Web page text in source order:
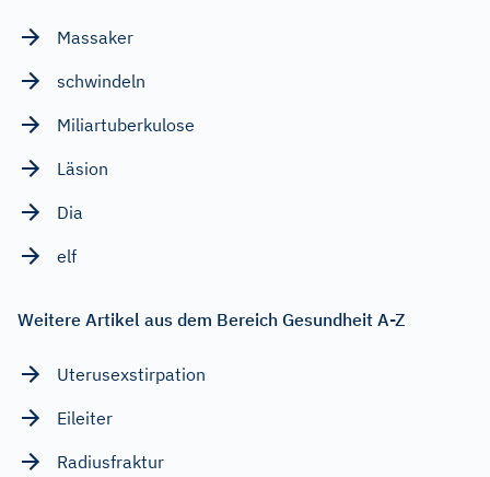
Massaker
schwindeln
Miliartuberkulose
Läsion
Dia
elf
Weitere Artikel aus dem Bereich Gesundheit A-Z
Uterusexstirpation
Eileiter
Radiusfraktur